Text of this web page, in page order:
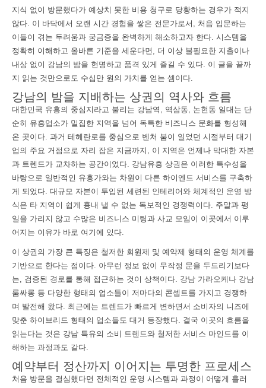
지식 없이 방문했다가 예상치 못한 비용 청구로 당황하는 경우가 적지
않다. 이 바닥에서 오랜 시간 경험을 쌓은 전문가로서, 처음 입문하는
이들이 겪는 두려움과 궁금증을 완벽하게 해소하고자 한다. 시스템을
정확히 이해하고 올바른 기준을 세운다면, 더 이상 불필요한 지출이나
내상 없이 강남의 밤을 현명하고 품격 있게 즐길 수 있다. 이 글을 끝까
지 읽는 것만으로도 수십만 원의 가치를 얻는 셈이다.
강남의 밤을 지배하는 상권의 역사와 흐름
대한민국 유흥의 중심지라고 불리는 강남역, 역삼동, 논현동 일대는 단
순히 유흥업소가 밀집한 지역을 넘어 독특한 비즈니스 문화를 형성해
온 곳이다. 과거 테헤란로를 중심으로 벤처 붐이 일었던 시절부터 대기
업의 주요 거점으로 자리 잡은 지금까지, 이 지역은 언제나 막대한 자본
과 트렌드가 교차하는 공간이었다. 강남유흥 상권은 이러한 특수성을
바탕으로 일반적인 유흥가와는 차원이 다른 하이엔드 서비스를 구축하
게 되었다. 대규모 자본이 투입된 세련된 인테리어와 체계적인 운영 방
식은 타 지역이 쉽게 흉내 낼 수 없는 독보적인 경쟁력이다. 주말과 평
일을 가리지 않고 수많은 비즈니스 미팅과 사교 모임이 이곳에서 이루
어지는 이유가 바로 여기에 있다.
이 상권의 가장 큰 특징은 철저한 회원제 및 예약제 형태의 운영 체계를
기반으로 한다는 점이다. 아무런 정보 없이 무작정 문을 두드리기보다
는, 검증된 경로를 통해 접근하는 것이 상책이다. 강남 가라오케나 강남
룸싸롱 등 다양한 형태의 업소들이 저마다의 콘셉트를 가지고 경쟁하
며 발전해 왔다. 최근에는 트렌드가 빠르게 변하면서 소비자의 니즈에
맞춘 하이브리드 형태의 업소들도 대거 등장했다. 결국 이곳의 흐름을
읽는다는 것은 강남 특유의 소비 트렌드와 철저한 서비스 마인드를 이
해하는 과정과도 같다.
예약부터 정산까지 이어지는 투명한 프로세스
처음 방문을 결심했다면 전체적인 운영 시스템과 과정이 어떻게 흘러